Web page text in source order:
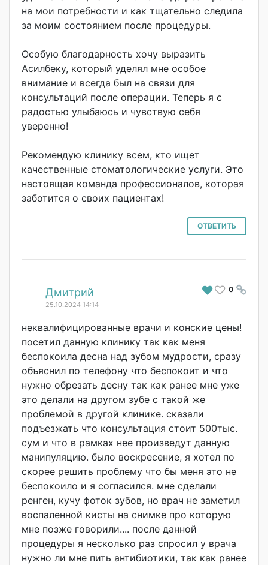
на мои потребности и как тщательно следила
за моим состоянием после процедуры.
Особую благодарность хочу выразить
Асилбеку, который уделял мне особое
внимание и всегда был на связи для
консультаций после операции. Теперь я с
радостью улыбаюсь и чувствую себя
уверенно!
Рекомендую клинику всем, кто ищет
качественные стоматологические услуги. Это
настоящая команда профессионалов, которая
заботится о своих пациентах!
ОТВЕТИТЬ
# 0
Дмитрий
25.10.2024 14:14
неквалифицированные врачи и конские цены!
посетил данную клинику так как меня
беспокоила десна над зубом мудрости, сразу
объяснил по телефону что беспокоит и что
нужно обрезать десну так как ранее мне уже
это делали на другом зубе с такой же
проблемой в другой клинике. сказали
подъезжать что консультация стоит 500тыс.
сум и что в рамках нее произведут данную
манипуляцию. было воскресение, я хотел по
скорее решить проблему что бы меня это не
беспокоило и я согласился. мне сделали
ренген, кучу фоток зубов, но врач не заметил
воспаленной кисты на снимке про которую
мне позже говорили.... после данной
процедуры я несколько раз спросил у врача
нужно ли мне пить антибиотики, так как ранее